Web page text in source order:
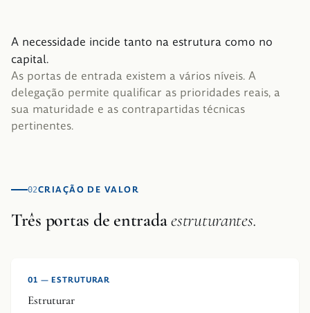
A necessidade incide tanto na estrutura como no
capital.
As portas de entrada existem a vários níveis. A
delegação permite qualificar as prioridades reais, a
sua maturidade e as contrapartidas técnicas
pertinentes.
02CRIAÇÃO DE VALOR
Três portas de entradaestruturantes.
01 —ESTRUTURAR
Estruturar